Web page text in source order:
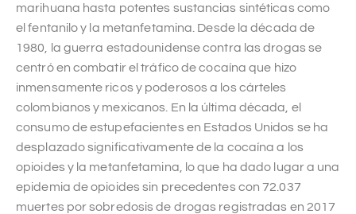
marihuana hasta potentes sustancias sintéticas como
el fentanilo y la metanfetamina. Desde la década de
1980, la guerra estadounidense contra las drogas se
centró en combatir el tráfico de cocaína que hizo
inmensamente ricos y poderosos a los cárteles
colombianos y mexicanos. En la última década, el
consumo de estupefacientes en Estados Unidos se ha
desplazado significativamente de la cocaína a los
opioides y la metanfetamina, lo que ha dado lugar a una
epidemia de opioides sin precedentes con 72.037
muertes por sobredosis de drogas registradas en 2017